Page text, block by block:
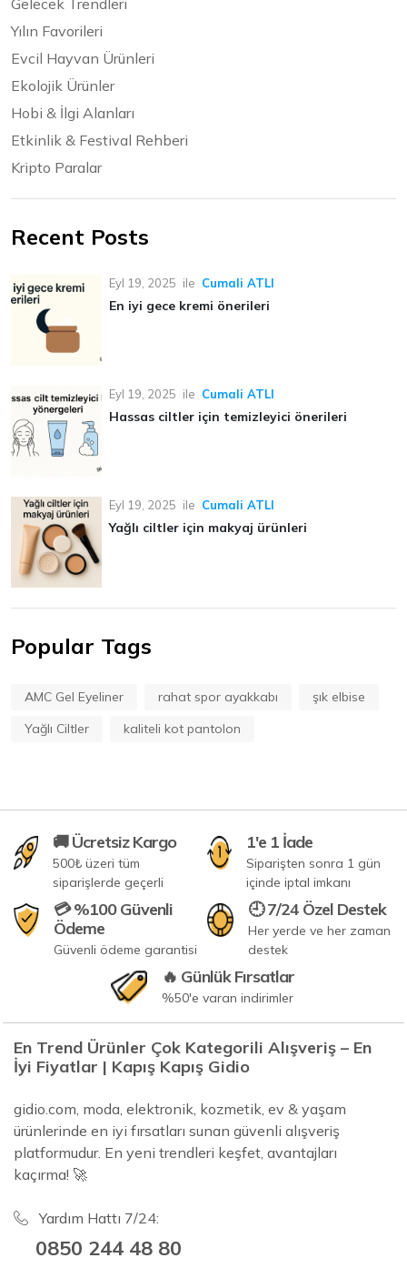
Gelecek Trendleri
Yılın Favorileri
Evcil Hayvan Ürünleri
Ekolojik Ürünler
Hobi & İlgi Alanları
Etkinlik & Festival Rehberi
Kripto Paralar
Recent Posts
Eyl 19, 2025 ile Cumali ATLI
En iyi gece kremi önerileri
Eyl 19, 2025 ile Cumali ATLI
Hassas ciltler için temizleyici önerileri
Eyl 19, 2025 ile Cumali ATLI
Yağlı ciltler için makyaj ürünleri
Popular Tags
AMC Gel Eyeliner rahat spor ayakkabı
şık elbise
Yağlı Ciltler
kaliteli kot pantolon
🚚 Ücretsiz Kargo
500₺ üzeri tüm
siparişlerde geçerli
1'e 1 İade
Siparişten sonra 1 gün
içinde iptal imkanı
💳 %100 Güvenli
Ödeme
Güvenli ödeme garantisi
🕘 7/24 Özel Destek
Her yerde ve her zaman
destek
🔥 Günlük Fırsatlar
%50'e varan indirimler
En Trend Ürünler Çok Kategorili Alışveriş – En
İyi Fiyatlar | Kapış Kapış Gidio
gidio.com, moda, elektronik, kozmetik, ev & yaşam
ürünlerinde en iyi fırsatları sunan güvenli alışveriş
platformudur. En yeni trendleri keşfet, avantajları
kaçırma! 🚀
Yardım Hattı 7/24:
0850 244 48 80